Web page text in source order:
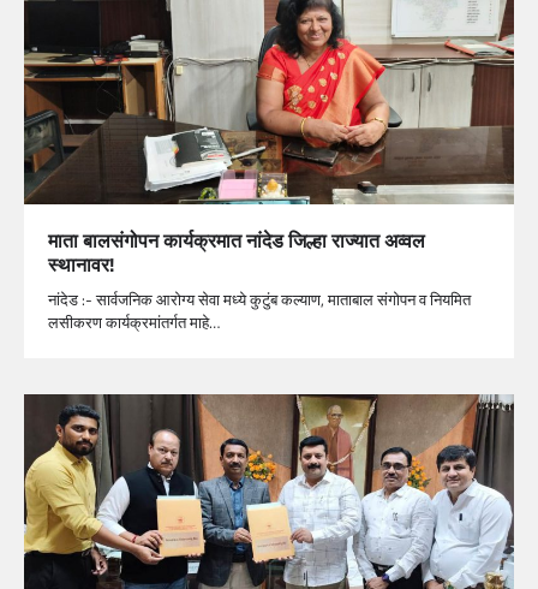
माता बालसंगोपन कार्यक्रमात नांदेड जिल्हा राज्यात अव्वल
स्थानावर!
नांदेड :- सार्वजनिक आरोग्य सेवा मध्ये कुटुंब कल्याण, माताबाल संगोपन व नियमित
लसीकरण कार्यक्रमांतर्गत माहे…